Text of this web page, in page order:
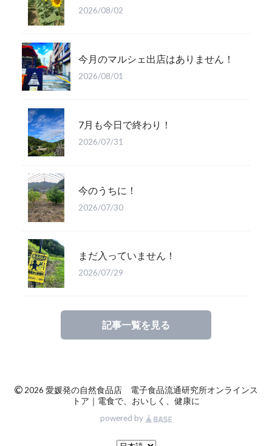
2026/08/02
今月のマルシェ出店はありません！
2026/08/01
7月も今日で終わり！
2026/07/31
今のうちに！
2026/07/30
まだ入っていません！
2026/07/29
記事一覧を見る
© 2026 愛媛発の自然食品店 電子食品流通研究所オンラインス
トア｜電食で、おいしく、健康に
powered by